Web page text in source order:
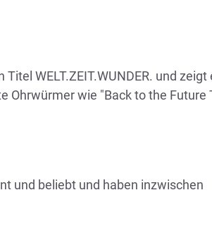
WELT.ZEIT.WUNDER. und zeigt
Ohrwürmer wie "Back to the Future
und beliebt und haben inzwischen